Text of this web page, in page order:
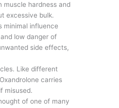
muscle hardness and
excessive bulk.
minimal influence
low danger of
side effects,
Like different
carries
misused.
of one of many